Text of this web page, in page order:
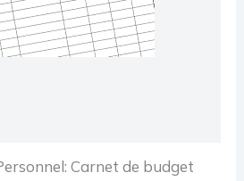
Carnet de budget